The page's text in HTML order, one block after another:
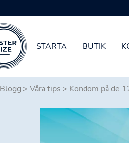
STARTA BUTIK
Blogg > Våra tips > Kondom på de